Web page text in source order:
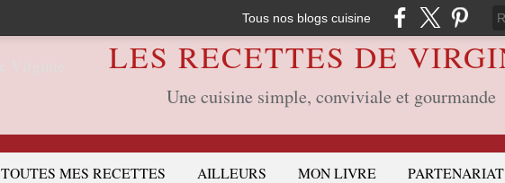
Tous nos blogs cuisine
LES RECETTES DE
Une cuisine simple, conviviale et gourmande
TOUTES MES RECETTES AILLEURS MON LIVRE PARTENARIAT